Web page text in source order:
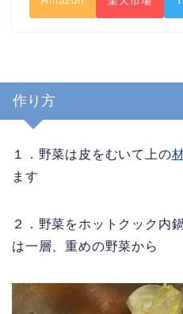
作り方
１．野菜は皮をむいて上の
ます
２．野菜をホットクック
は一層、重めの野菜から